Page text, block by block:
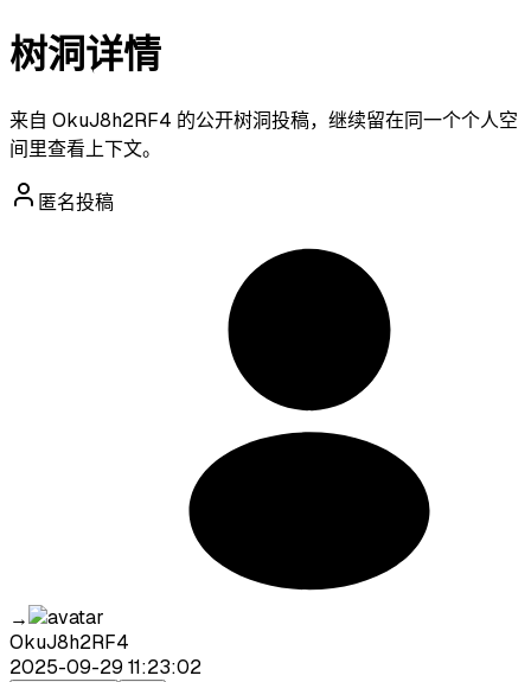
树洞详情
来自 OkuJ8h2RF4 的公开树洞投稿，继续留在同一个个人空
间里查看上下文。
匿名投稿
→
OkuJ8h2RF4
2025-09-29 11:23:02